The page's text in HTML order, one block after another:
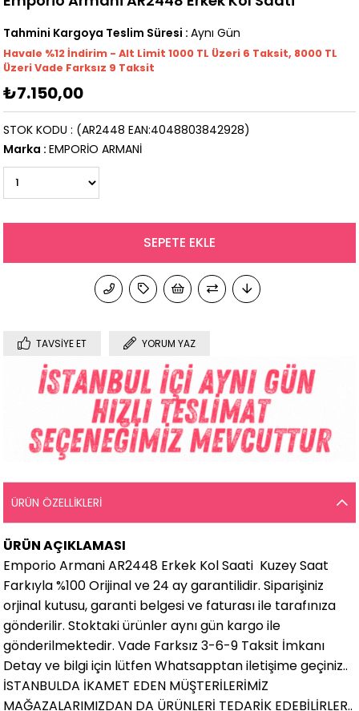
Tahmini Kargoya Teslim Süresi : Aynı Gün
Havale %12 İndirim - Alt Limit 1000 TL Üzeri 6 Taksit, 8000 TL
Üzeri Vade Farksız 9 Taksit
₺7.150,00
(AR2448 EAN:4048803842928)
STOK KODU
Marka : EMPORİO ARMANİ
TAVSIYE ET YORUM YAZ
ÜRÜN ÖZELLIKLERI
ÜRÜN AÇIKLAMASI
Emporio Armani AR2448 Erkek Kol Saati Kuzey Saat
Farkıyla %100 Orijinal ve 24 ay garantilidir. Siparişiniz
orjinal kutusu, garanti belgesi ve faturası ile tarafınıza
gönderilir. Stoktaki ürünler aynı gün kargo ile
gönderilmektedir. Vade Farksız 3-6-9 Taksit İmkanı
Detay ve bilgi için lütfen Whatsapptan iletişime geçiniz..
İSTANBULDA İKAMET EDEN MÜŞTERİLERİMİZ
MAĞAZALARIMIZDAN DA ÜRÜNLERİ TEDARİK EDEBİLİRLER..